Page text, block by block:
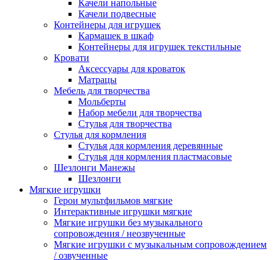
Качели напольные
Качели подвесные
Контейнеры для игрушек
Кармашек в шкаф
Контейнеры для игрушек текстильные
Кровати
Аксессуары для кроваток
Матрацы
Мебель для творчества
Мольберты
Набор мебели для творчества
Стулья для творчества
Стулья для кормления
Стулья для кормления деревянные
Стулья для кормления пластмасовые
Шезлонги Манежы
Шезлонги
Мягкие игрушки
Герои мультфильмов мягкие
Интерактивные игрушки мягкие
Мягкие игрушки без музыкального
сопровождения / неозвученные
Мягкие игрушки с музыкальным сопровождением
/ озвученные